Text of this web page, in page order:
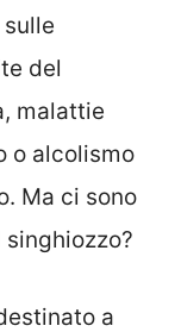
del
malattie
o alcolismo
Ma ci sono
a